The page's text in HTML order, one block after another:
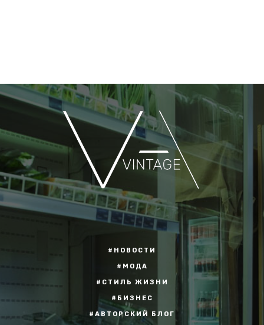
#НОВОСТИ
#МОДА
#СТИЛЬ ЖИЗНИ
#БИЗНЕС
#АВТОРСКИЙ БЛОГ